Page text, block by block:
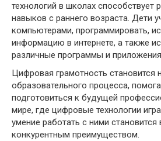
технологий в школах способствует
навыков с раннего возраста. Дети
компьютерами, программировать,
информацию в интернете, а также
различные программы и
Цифровая грамотность
образовательного процесса,
подготовиться к будущей
мире, где цифровые технологии
умение работать с ними
конкурентным преимуществом.